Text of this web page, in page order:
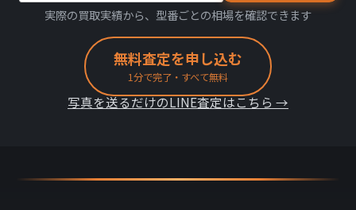
実際の買取実績から、型番ごとの相場を確認できます
無料査定を申し込む
1分で完了・すべて無料
写真を送るだけのLINE査定はこちら →